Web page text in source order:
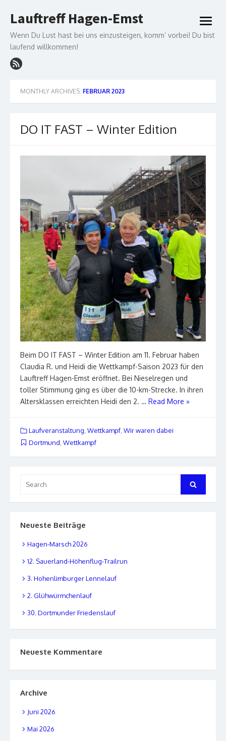
to
Lauftreff Hagen-Emst
Wenn Du Lust hast bei uns einzusteigen, komm’ vorbei! Du bist
laufend willkommen!
open
menu
MONTHLY ARCHIVES: FEBRUAR 2023
DO IT FAST – Winter Edition
Beim DO IT FAST – Winter Edition am 11. Februar haben
Claudia R. und Heidi die Wettkampf-Saison 2023 für den
Lauftreff Hagen-Emst eröffnet. Bei Nieselregen und
toller Stimmung ging es über die 10-km-Strecke. In ihren
Altersklassen erreichten Heidi den 2. … Read More »
Laufveranstaltung, Wettkampf, Wir waren dabei
Dortmund Wettkampf
for:
Search
Neueste Beiträge
Hagen-Marsch 2026
12. Sauerland-Höhenflug-Trailrun
3. Hohenlimburger Lennelauf
2. Glühwürmchenlauf
30. Dortmunder Friedenslauf
Neueste Kommentare
Archive
Juni 2026
Mai 2026